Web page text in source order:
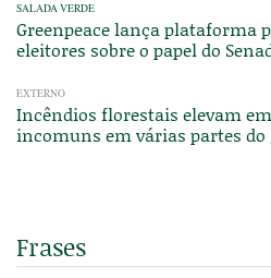
SALADA VERDE
Greenpeace lança plataforma
eleitores sobre o papel do
EXTERNO
Incêndios florestais elevam
incomuns em várias partes do
Frases